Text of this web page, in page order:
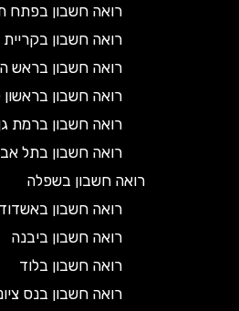
רואה חשבון בפתח תקווה
רואה חשבון בקריית אונו
רואה חשבון בראש העין
רואה חשבון בראשון לציון
רואה חשבון ברמת גן
רואה חשבון בתל אביב
רואה חשבון בשפלה
רואה חשבון באשדוד
רואה חשבון ביבנה
רואה חשבון בלוד
רואה חשבון בנס ציונה